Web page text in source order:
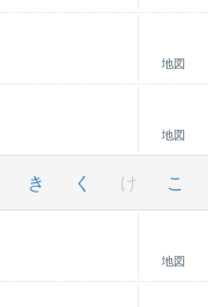
地図
地図
き く け こ
地図